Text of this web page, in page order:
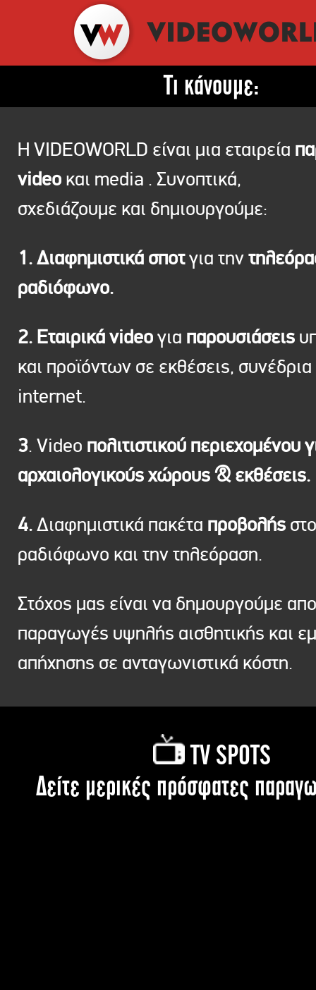
Τι κάνουμε:
Η VIDEOWORLD είναι μια εταιρεία
video και media . Συνοπτικά,
σχεδιάζουμε και δημιουργούμε:
1. Διαφημιστικά σποτγια την
ραδιόφωνο.
2. Εταιρικά videoγια παρουσιάσεις
και προϊόντων σε εκθέσεις, συνέδρια
internet.
3. Video πολιτιστικού περιεχομένου
αρχαιολογικούς χώρους & εκθέσεις.
4.Διαφημιστικά πακέτα προβολής στο
ραδιόφωνο και την τηλεόραση.
Στόχος μας είναι να δημουργούμε
παραγωγές υψηλής αισθητικής και
απήχησης σε ανταγωνιστικά κόστη.
TV SPOTS
Δείτε μερικές πρόσφατες